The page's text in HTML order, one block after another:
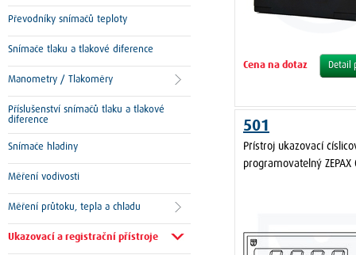
Cena na dotaz Detail
501
Přístroj ukazovací
programovatelný ZEPAX
Převodníky snímačů teploty
Snímače tlaku a tlakové diference
Manometry / Tlakoměry
Příslušenství snímačů tlaku a tlakové
diference
Snímače hladiny
Měření vodivosti
Měření průtoku, tepla a chladu
Ukazovací a registrační přístroje